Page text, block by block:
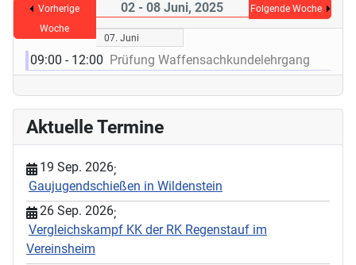
Vorherige
Woche
02 - 08 Juni, 2025 Folgende Woche
07. Juni
09:00 - 12:00 Prüfung Waffensachkundelehrgang
Aktuelle Termine
19 Sep. 2026;
Gaujugendschießen in Wildenstein
26 Sep. 2026;
Vergleichskampf KK der RK Regenstauf im
Vereinsheim